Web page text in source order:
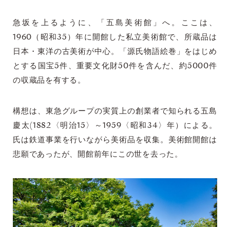
急坂を上るように、「五島美術館」へ。ここは、
1960（昭和35）年に開館した私立美術館で、所蔵品は
日本・東洋の古美術が中心。「源氏物語絵巻」をはじめ
とする国宝5件、重要文化財50件を含んだ、約5000件
の収蔵品を有する。
構想は、東急グループの実質上の創業者で知られる五島
慶太(1882〈明治15〉～1959〈昭和34〉年）による。
氏は鉄道事業を行いながら美術品を収集。美術館開館は
悲願であったが、開館前年にこの世を去った。